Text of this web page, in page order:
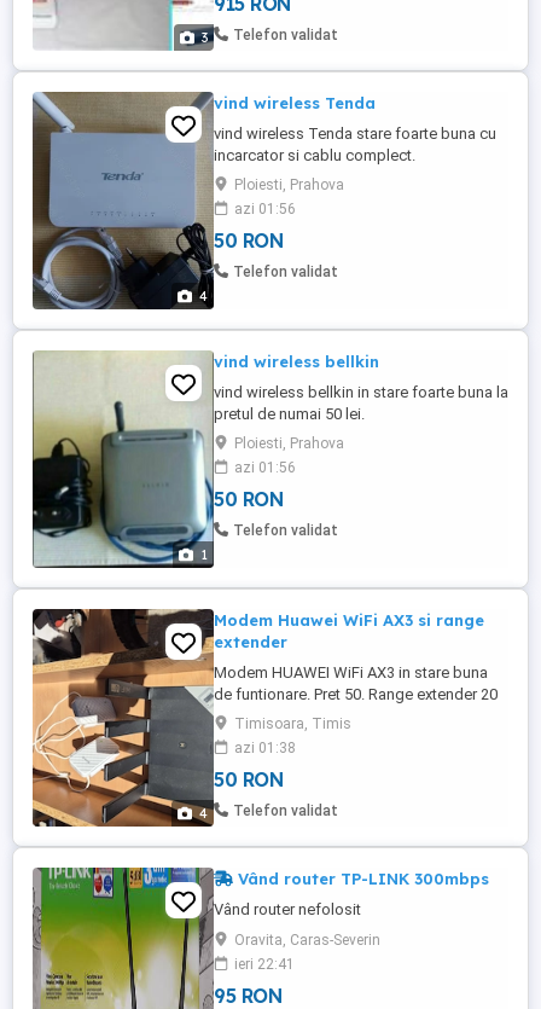
3
cum se vede in foto exemplu Nu le dau
separat Nu le trimit cu ramburs Nu ma
Telefon validat
4
vind wireless Tenda
vind wireless Tenda stare foarte buna cu
incarcator si cablu complect.
Ploiesti, Prahova
azi 01:56
50 RON
Telefon validat
1
vind wireless bellkin
vind wireless bellkin in stare foarte buna la
pretul de numai 50 lei.
Ploiesti, Prahova
azi 01:56
50 RON
Telefon validat
4
Modem Huawei WiFi AX3 si range
extender
Modem HUAWEI WiFi AX3 in stare buna
de funtionare. Pret 50. Range extender 20
ron bucata Se pot ridica din Timisoara,
zona girocului. Nu trimit.
Timisoara, Timis
azi 01:38
50 RON
Telefon validat
Vând router TP-LINK 300mbps
Vând router nefolosit
Oravita, Caras-Severin
ieri 22:41
95 RON